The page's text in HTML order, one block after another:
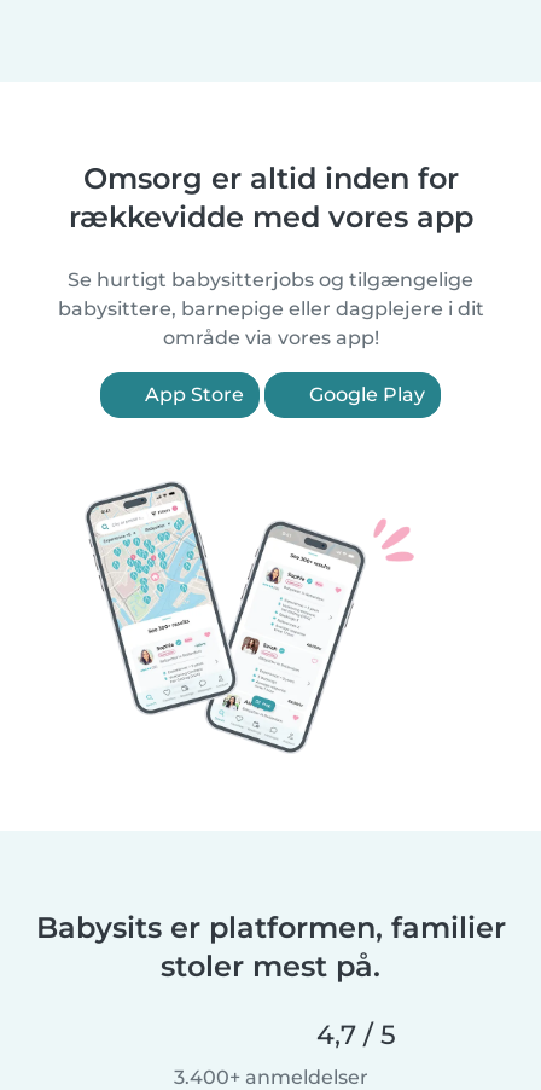
Omsorg er altid inden for
rækkevidde med vores app
Se hurtigt babysitterjobs og tilgængelige
babysittere, barnepige eller dagplejere i dit
område via vores app!
App Store Google Play
Babysits er platformen, familier
stoler mest på.
4,7 / 5
3.400+ anmeldelser